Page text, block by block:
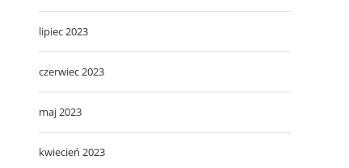
lipiec 2023
czerwiec 2023
maj 2023
kwiecień 2023